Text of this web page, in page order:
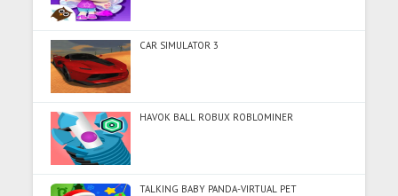
CAR SIMULATOR 3
HAVOK BALL ROBUX ROBLOMINER
TALKING BABY PANDA-VIRTUAL PET